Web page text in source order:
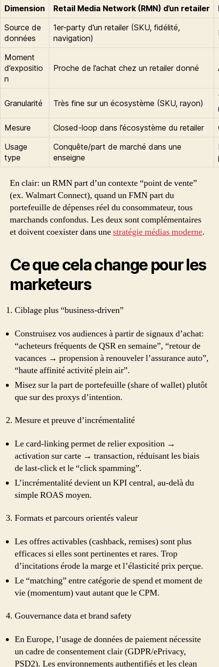
Dimension Retail Media Network (RMN) d’un retailer
Source de
données
1er-party d’un retailer (SKU, fidélité,
navigation)
Moment
d’expositio
n
Proche de l’achat chez un retailer donné
Granularité Très fine sur un écosystème (SKU, rayon)
Mesure
Closed-loop dans l’écosystème du retailer
Usage
type
Conquête/part de marché dans une
enseigne
En clair: un RMN part d’un contexte “point de vente”
(ex. Walmart Connect), quand un FMN part du
portefeuille de dépenses réel du consommateur, tous
marchands confondus. Les deux sont complémentaires
et doivent coexister dans unestratégie médias moderne.
Ce que cela change pour les
marketeurs
Ciblage plus “business-driven”
Construisez vos audiences à partir de signaux d’achat:
“acheteurs fréquents de QSR en semaine”, “retour de
vacances → propension à renouveler l’assurance auto”,
“haute affinité activité plein air”.
Misez sur la part de portefeuille (share of wallet) plutôt
que sur des proxys d’intention.
Mesure et preuve d’incrémentalité
Le card-linking permet de relier exposition →
activation sur carte → transaction, réduisant les biais
de last-click et le “click spamming”.
L’incrémentalité devient un KPI central, au-delà du
simple ROAS moyen.
Formats et parcours orientés valeur
Les offres activables (cashback, remises) sont plus
efficaces si elles sont pertinentes et rares. Trop
d’incitations érode la marge et l’élasticité prix perçue.
Le “matching” entre catégorie de spend et moment de
vie (momentum) vaut autant que le CPM.
Gouvernance data et brand safety
En Europe, l’usage de données de paiement nécessite
un cadre de consentement clair (GDPR/ePrivacy,
PSD2). Les environnements authentifiés et les clean